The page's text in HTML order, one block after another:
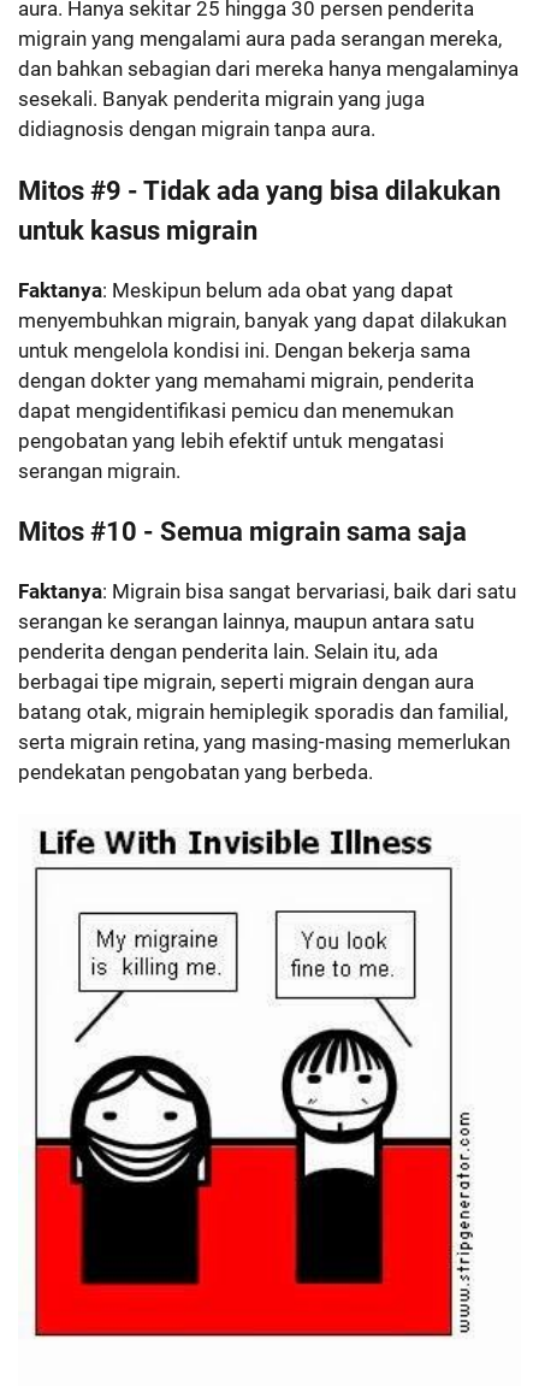
aura. Hanya sekitar 25 hingga 30 persen penderita
migrain yang mengalami aura pada serangan mereka,
dan bahkan sebagian dari mereka hanya mengalaminya
sesekali. Banyak penderita migrain yang juga
didiagnosis dengan migrain tanpa aura.
Mitos #9 - Tidak ada yang bisa dilakukan
untuk kasus migrain
Faktanya: Meskipun belum ada obat yang dapat
menyembuhkan migrain, banyak yang dapat dilakukan
untuk mengelola kondisi ini. Dengan bekerja sama
dengan dokter yang memahami migrain, penderita
dapat mengidentifikasi pemicu dan menemukan
pengobatan yang lebih efektif untuk mengatasi
serangan migrain.
Mitos #10 - Semua migrain sama saja
Faktanya: Migrain bisa sangat bervariasi, baik dari satu
serangan ke serangan lainnya, maupun antara satu
penderita dengan penderita lain. Selain itu, ada
berbagai tipe migrain, seperti migrain dengan aura
batang otak, migrain hemiplegik sporadis dan familial,
serta migrain retina, yang masing-masing memerlukan
pendekatan pengobatan yang berbeda.